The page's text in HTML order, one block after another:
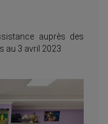
auprès des
au 3 avril 2023